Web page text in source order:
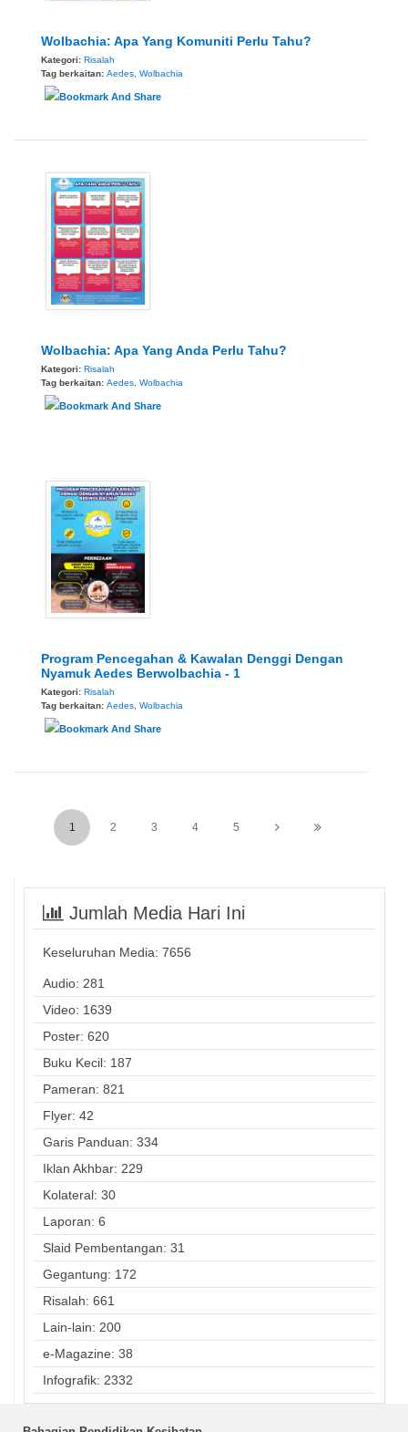
Wolbachia: Apa Yang Komuniti Perlu Tahu?
Kategori: Risalah
Tag berkaitan: Aedes Wolbachia
Wolbachia: Apa Yang Anda Perlu Tahu?
Kategori: Risalah
Tag berkaitan: Aedes Wolbachia
Program Pencegahan & Kawalan Denggi Dengan
Nyamuk Aedes Berwolbachia - 1
Kategori: Risalah
Tag berkaitan: Aedes Wolbachia
1 2 3 4 5
Jumlah Media Hari Ini
Keseluruhan Media: 7656
Audio: 281
Video: 1639
Poster: 620
Buku Kecil: 187
Pameran: 821
Flyer: 42
Garis Panduan: 334
Iklan Akhbar: 229
Kolateral: 30
Laporan: 6
Slaid Pembentangan: 31
Gegantung: 172
Risalah: 661
Lain-lain: 200
e-Magazine: 38
Infografik: 2332